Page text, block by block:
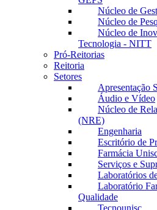
Núcleo de
Núcleo de
Núcleo de
Tecnologia - NITT
Pró-Reitorias
Reitoria
Setores
Apresentação
Áudio e Vídeo
Núcleo de
(NRE)
Engenharia
Escritório de
Farmácia
Serviços e
Laboratórios
Laboratório
Qualidade